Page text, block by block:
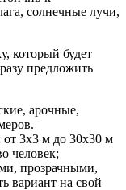
солнечные лучи,
который будет
предложить
арочные,
3х3 м до 30х30 м
человек;
прозрачными,
вариант на свой